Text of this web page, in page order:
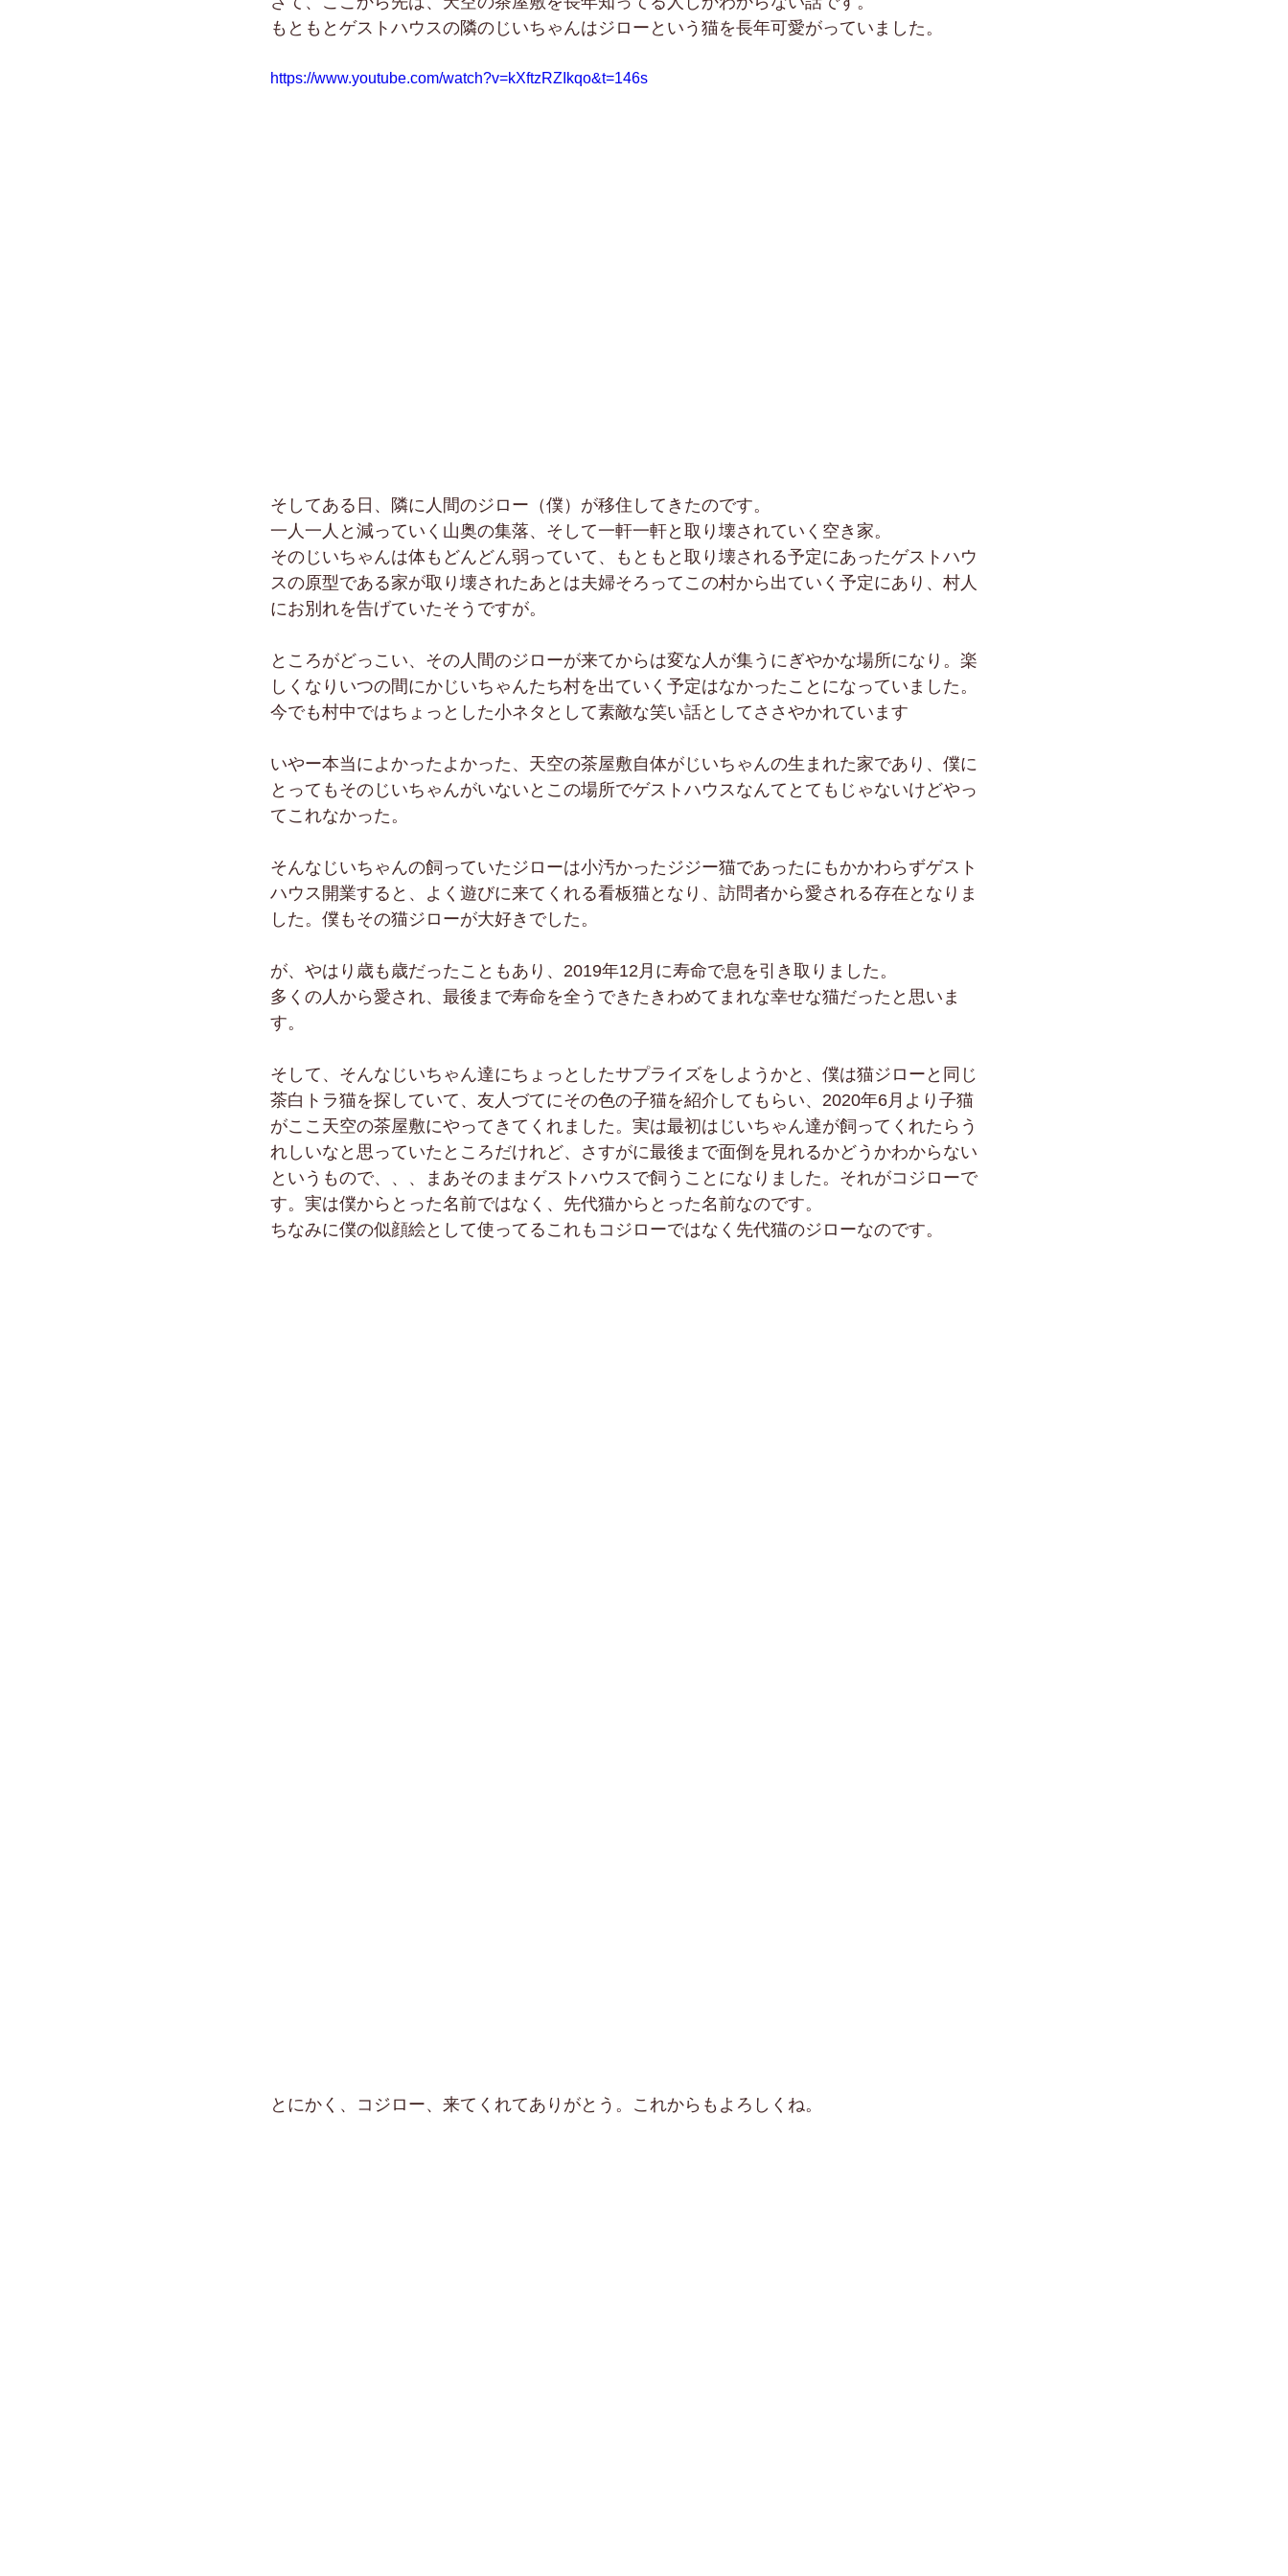
もともとゲストハウスの隣のじいちゃんはジローという猫を長年可愛がっていました。
https://www.youtube.com/watch?v=kXftzRZIkqo&t=146s
そしてある日、隣に人間のジロー（僕）が移住してきたのです。
一人一人と減っていく山奥の集落、そして一軒一軒と取り壊されていく空き家。
そのじいちゃんは体もどんどん弱っていて、もともと取り壊される予定にあったゲストハウ
スの原型である家が取り壊されたあとは夫婦そろってこの村から出ていく予定にあり、村人
にお別れを告げていたそうですが。
ところがどっこい、その人間のジローが来てからは変な人が集うにぎやかな場所になり。楽
しくなりいつの間にかじいちゃんたち村を出ていく予定はなかったことになっていました。
今でも村中ではちょっとした小ネタとして素敵な笑い話としてささやかれています
いやー本当によかったよかった、天空の茶屋敷自体がじいちゃんの生まれた家であり、僕に
とってもそのじいちゃんがいないとこの場所でゲストハウスなんてとてもじゃないけどやっ
てこれなかった。
そんなじいちゃんの飼っていたジローは小汚かったジジー猫であったにもかかわらずゲスト
ハウス開業すると、よく遊びに来てくれる看板猫となり、訪問者から愛される存在となりま
した。僕もその猫ジローが大好きでした。
が、やはり歳も歳だったこともあり、2019年12月に寿命で息を引き取りました。
多くの人から愛され、最後まで寿命を全うできたきわめてまれな幸せな猫だったと思いま
す。
そして、そんなじいちゃん達にちょっとしたサプライズをしようかと、僕は猫ジローと同じ
茶白トラ猫を探していて、友人づてにその色の子猫を紹介してもらい、2020年6月より子猫
がここ天空の茶屋敷にやってきてくれました。実は最初はじいちゃん達が飼ってくれたらう
れしいなと思っていたところだけれど、さすがに最後まで面倒を見れるかどうかわからない
というもので、、、まあそのままゲストハウスで飼うことになりました。それがコジローで
す。実は僕からとった名前ではなく、先代猫からとった名前なのです。
ちなみに僕の似顔絵として使ってるこれもコジローではなく先代猫のジローなのです。
とにかく、コジロー、来てくれてありがとう。これからもよろしくね。